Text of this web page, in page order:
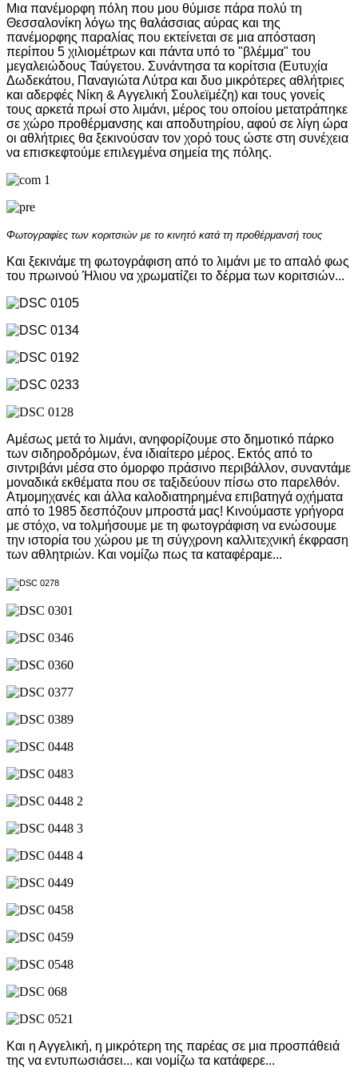
Μια πανέμορφη πόλη που μου θύμισε πάρα πολύ τη
Θεσσαλονίκη λόγω της θαλάσσιας αύρας και της
πανέμορφης παραλίας που εκτείνεται σε μια απόσταση
περίπου 5 χιλιομέτρων και πάντα υπό το "βλέμμα" του
μεγαλειώδους Ταύγετου. Συνάντησα τα κορίτσια (Ευτυχία
Δωδεκάτου, Παναγιώτα Λύτρα και δυο μικρότερες αθλήτριες
και αδερφές Νίκη & Αγγελική Σουλεϊμέζη) και τους γονείς
τους αρκετά πρωί στο λιμάνι, μέρος του οποίου μετατράπηκε
σε χώρο προθέρμανσης και αποδυτηρίου, αφού σε λίγη ώρα
οι αθλήτριες θα ξεκινούσαν τον χορό τους ώστε στη συνέχεια
να επισκεφτούμε επιλεγμένα σημεία της πόλης.
Φωτογραφίες των κοριτσιών με το κινητό κατά τη προθέρμανσή τους
Και ξεκινάμε τη φωτογράφιση από το λιμάνι με το απαλό φως
του πρωινού Ήλιου να χρωματίζει το δέρμα των κοριτσιών...
Αμέσως μετά το λιμάνι, ανηφορίζουμε στο δημοτικό πάρκο
των σιδηροδρόμων, ένα ιδιαίτερο μέρος. Εκτός από το
σιντριβάνι μέσα στο όμορφο πράσινο περιβάλλον, συναντάμε
μοναδικά εκθέματα που σε ταξιδεύουν πίσω στο παρελθόν.
Ατμομηχανές και άλλα καλοδιατηρημένα επιβατηγά οχήματα
από το 1985 δεσπόζουν μπροστά μας! Κινούμαστε γρήγορα
με στόχο, να τολμήσουμε με τη φωτογράφιση να ενώσουμε
την ιστορία του χώρου με τη σύγχρονη καλλιτεχνική έκφραση
των αθλητριών. Και νομίζω πως τα καταφέραμε...
Και η Αγγελική, η μικρότερη της παρέας σε μια προσπάθειά
της να εντυπωσιάσει... και νομίζω τα κατάφερε...